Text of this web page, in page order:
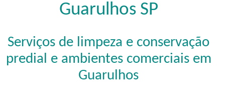
Guarulhos SP
Serviços de limpeza e conservação
predial e ambientes comerciais em
Guarulhos